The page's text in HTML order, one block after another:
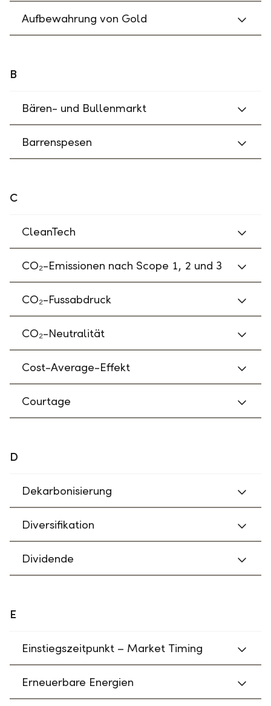
Aufbewahrung von Gold
B
Bären- und Bullenmarkt
Barrenspesen
C
CleanTech
CO₂-Emissionen nach Scope 1, 2 und 3
CO₂-Fussabdruck
CO₂-Neutralität
Cost-Average-Effekt
Courtage
D
Dekarbonisierung
Diversifikation
Dividende
E
Einstiegszeitpunkt – Market Timing
Erneuerbare Energien